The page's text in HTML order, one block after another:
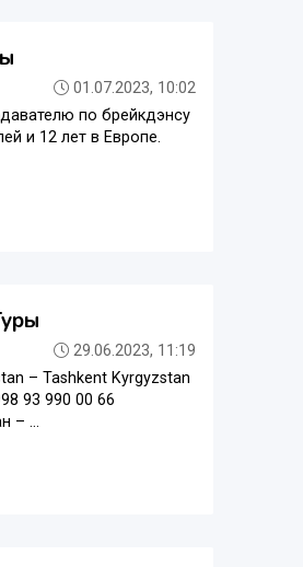
01.07.2023, 10:02
по брейкдэнсу
и 12 лет в Европе.
29.06.2023, 11:19
– Tashkent Kyrgyzstan
93 990 00 66
– ...